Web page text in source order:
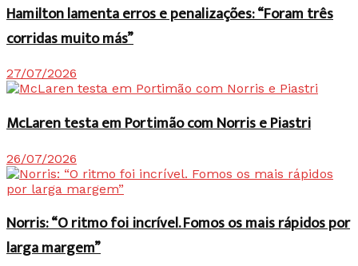
Hamilton lamenta erros e penalizações: “Foram três
corridas muito más”
27/07/2026
McLaren testa em Portimão com Norris e Piastri
26/07/2026
Norris: “O ritmo foi incrível. Fomos os mais rápidos por
larga margem”